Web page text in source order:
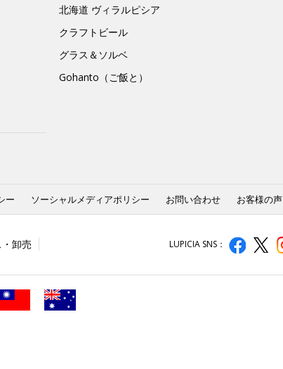
北海道 ヴィラルピシア
クラフトビール
グラス＆ソルベ
Gohanto（ご飯と）
ー ソーシャルメディアポリシー お問い合わせ お客様の声
卸売 LUPICIA SNS：